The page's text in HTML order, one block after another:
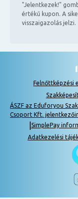
"Jelentkezek!"
értékű kupon. A
visszaigazolás jelzi.
Felnőttképzési
ÁSZF az Eduforyou
Csoport Kft.
SimplePay
Adatkezelési